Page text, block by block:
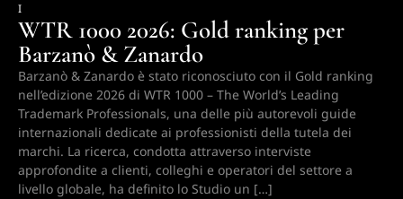
I
WTR 1000 2026: Gold ranking per
Barzanò & Zanardo
Barzanò & Zanardo è stato riconosciuto con il Gold ranking
nell’edizione 2026 di WTR 1000 – The World’s Leading
Trademark Professionals, una delle più autorevoli guide
internazionali dedicate ai professionisti della tutela dei
marchi. La ricerca, condotta attraverso interviste
approfondite a clienti, colleghi e operatori del settore a
livello globale, ha definito lo Studio un […]